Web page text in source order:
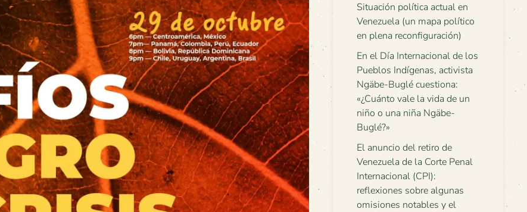
Situación política actual en
Venezuela (un mapa político
en plena reconfiguración)
En el Día Internacional de los
Pueblos Indígenas, activista
Ngäbe-Buglé cuestiona:
«¿Cuánto vale la vida de un
niño o una niña Ngäbe-
Buglé?»
El anuncio del retiro de
Venezuela de la Corte Penal
Internacional (CPI):
reflexiones sobre algunas
omisiones notables y el